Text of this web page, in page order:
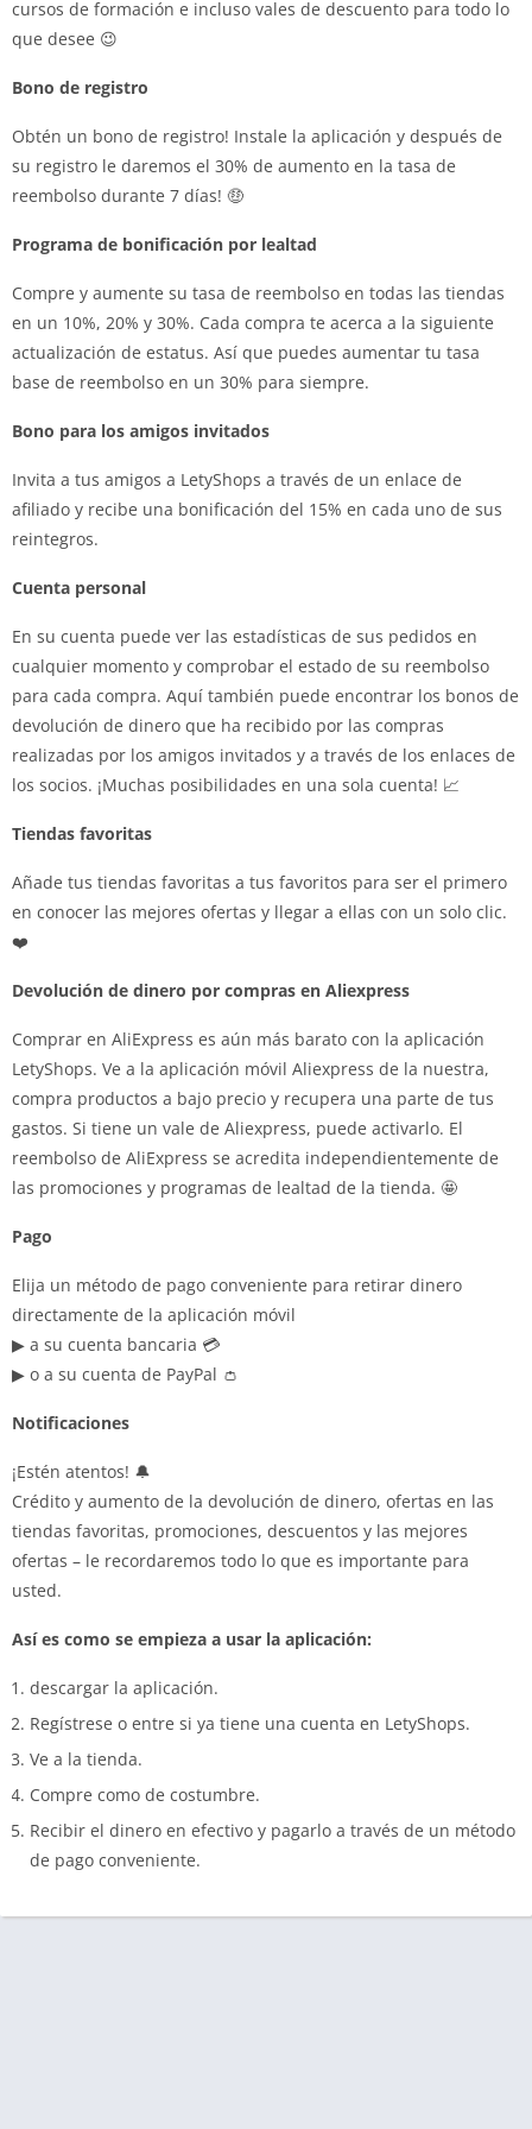
cursos de formación e incluso vales de descuento para todo lo
que desee 😉
Bono de registro
Obtén un bono de registro! Instale la aplicación y después de
su registro le daremos el 30% de aumento en la tasa de
reembolso durante 7 días! 🤑
Programa de bonificación por lealtad
Compre y aumente su tasa de reembolso en todas las tiendas
en un 10%, 20% y 30%. Cada compra te acerca a la siguiente
actualización de estatus. Así que puedes aumentar tu tasa
base de reembolso en un 30% para siempre.
Bono para los amigos invitados
Invita a tus amigos a LetyShops a través de un enlace de
afiliado y recibe una bonificación del 15% en cada uno de sus
reintegros.
Cuenta personal
En su cuenta puede ver las estadísticas de sus pedidos en
cualquier momento y comprobar el estado de su reembolso
para cada compra. Aquí también puede encontrar los bonos de
devolución de dinero que ha recibido por las compras
realizadas por los amigos invitados y a través de los enlaces de
los socios. ¡Muchas posibilidades en una sola cuenta! 📈
Tiendas favoritas
Añade tus tiendas favoritas a tus favoritos para ser el primero
en conocer las mejores ofertas y llegar a ellas con un solo clic.
❤️️
Devolución de dinero por compras en Aliexpress
Comprar en AliExpress es aún más barato con la aplicación
LetyShops. Ve a la aplicación móvil Aliexpress de la nuestra,
compra productos a bajo precio y recupera una parte de tus
gastos. Si tiene un vale de Aliexpress, puede activarlo. El
reembolso de AliExpress se acredita independientemente de
las promociones y programas de lealtad de la tienda. 🤩
Pago
Elija un método de pago conveniente para retirar dinero
directamente de la aplicación móvil
▶ a su cuenta bancaria 💳
▶ o a su cuenta de PayPal 👛
Notificaciones
¡Estén atentos! 🔔
Crédito y aumento de la devolución de dinero, ofertas en las
tiendas favoritas, promociones, descuentos y las mejores
ofertas – le recordaremos todo lo que es importante para
usted.
Así es como se empieza a usar la aplicación:
descargar la aplicación.
Regístrese o entre si ya tiene una cuenta en LetyShops.
Ve a la tienda.
Compre como de costumbre.
Recibir el dinero en efectivo y pagarlo a través de un método
de pago conveniente.